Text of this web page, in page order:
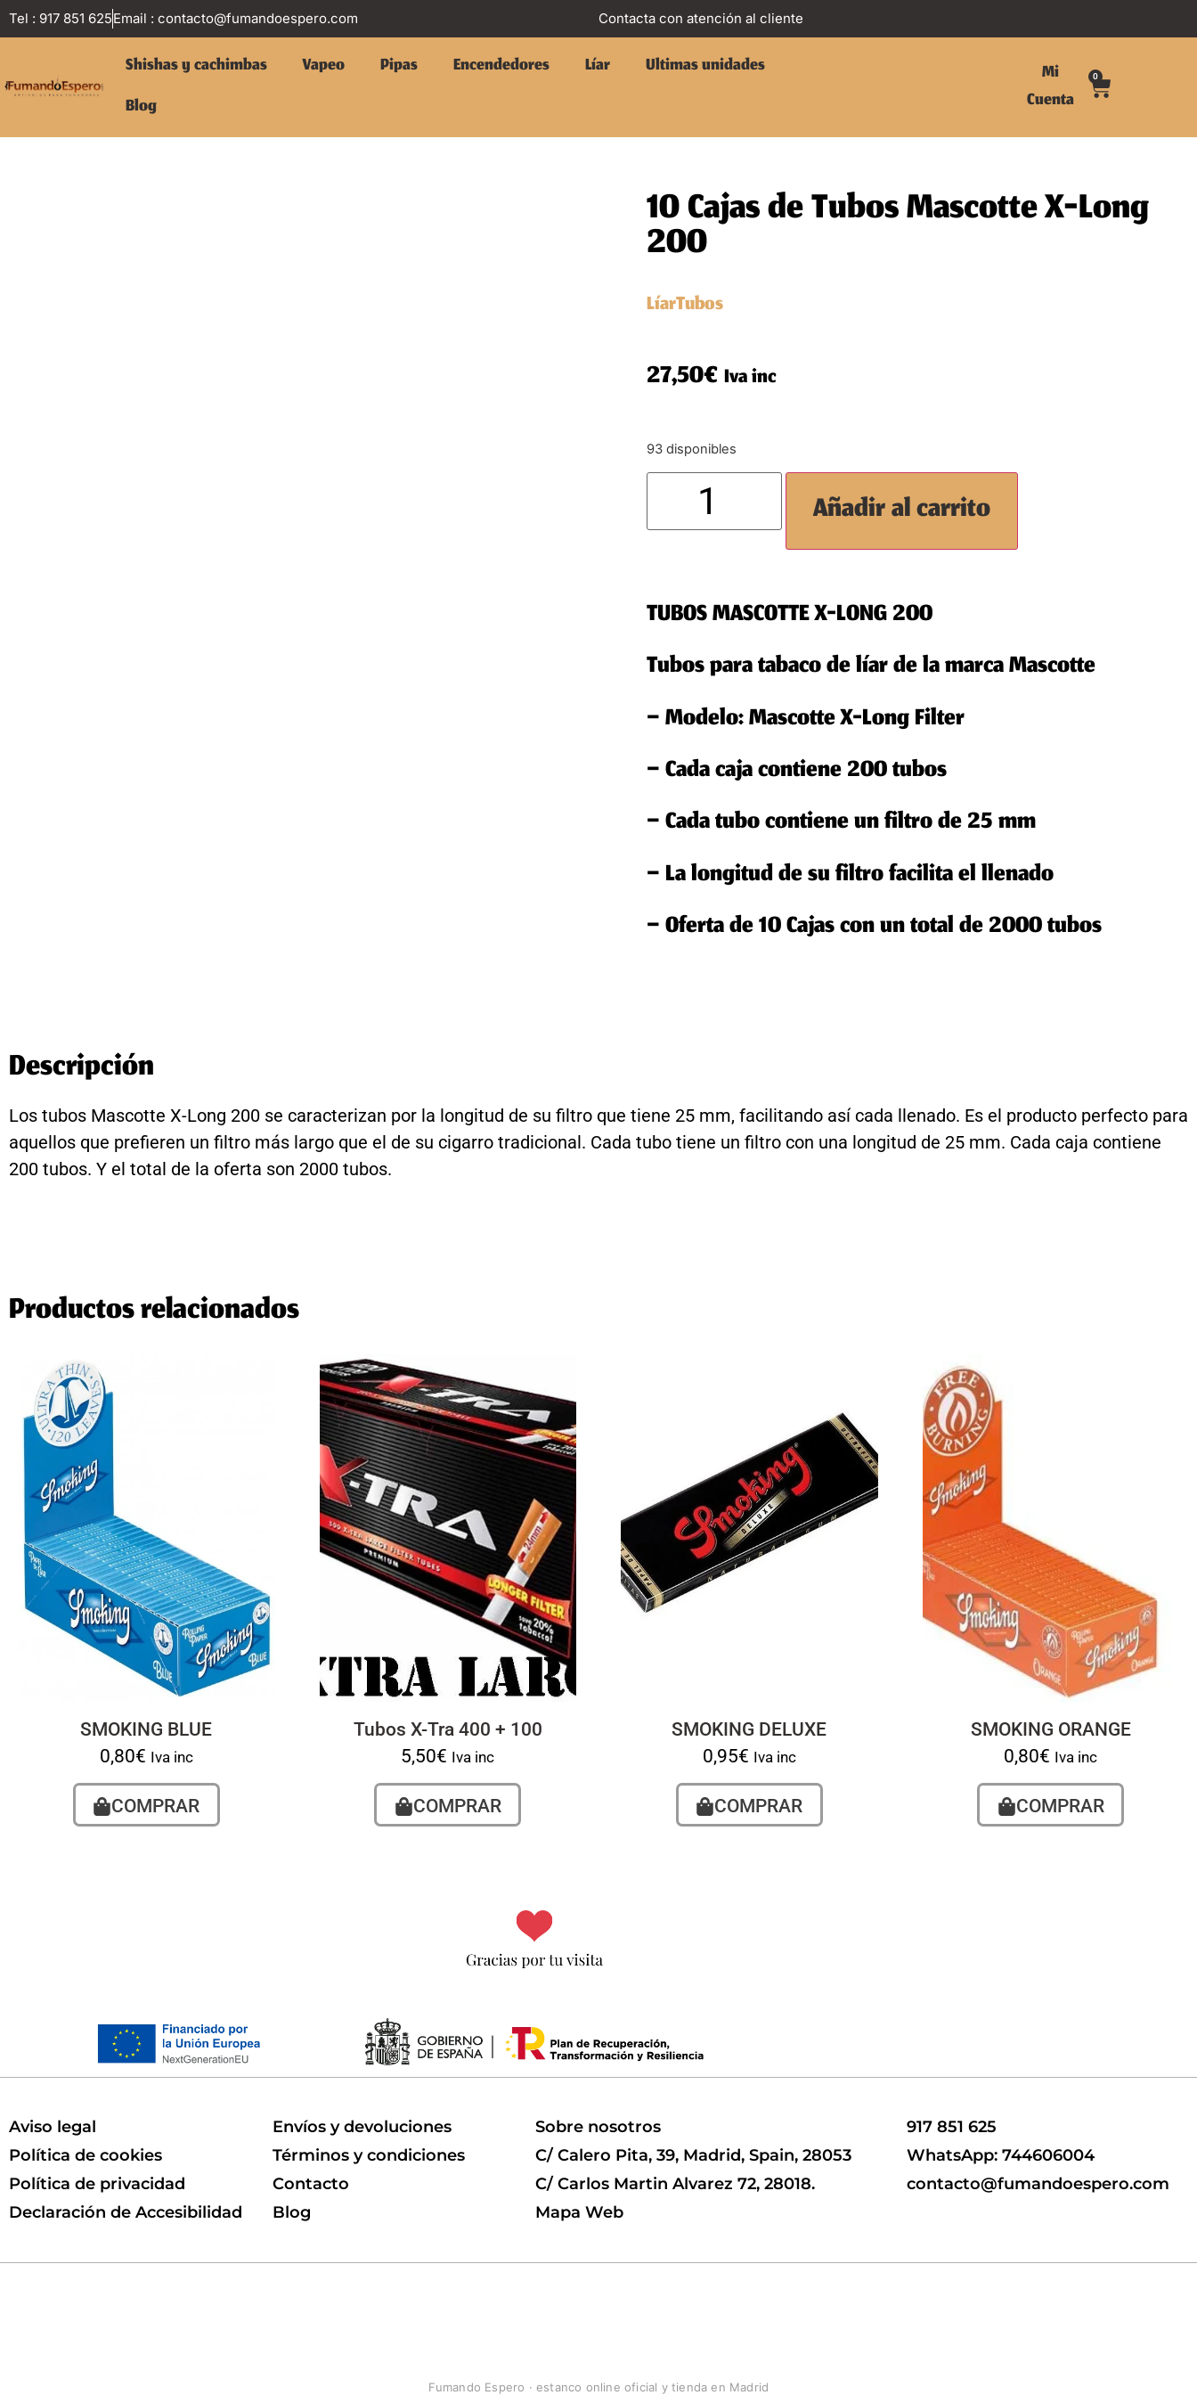
Tel : 917 851 625Email : contacto@fumandoespero.com Contacta con atención al cliente
Shishas y cachimbas Vapeo Pipas Encendedores Líar
Ultimas unidades
Blog
Mi
Cuenta
0
10 Cajas de Tubos Mascotte X-Long
200
LíarTubos
27,50€Iva inc
93 disponibles
Añadir al carrito
TUBOS MASCOTTE X-LONG 200
Tubos para tabaco de líar de la marca Mascotte
– Modelo: Mascotte X-Long Filter
– Cada caja contiene 200 tubos
– Cada tubo contiene un filtro de 25 mm
– La longitud de su filtro facilita el llenado
– Oferta de 10 Cajas con un total de 2000 tubos
Descripción
Los tubos Mascotte X-Long 200 se caracterizan por la longitud de su filtro que tiene 25 mm, facilitando así cada llenado. Es el producto perfecto para
aquellos que prefieren un filtro más largo que el de su cigarro tradicional. Cada tubo tiene un filtro con una longitud de 25 mm. Cada caja contiene
200 tubos. Y el total de la oferta son 2000 tubos.
Productos relacionados
SMOKING BLUE
0,80€ Iva inc
COMPRAR
Tubos X-Tra 400 + 100
5,50€ Iva inc
COMPRAR
SMOKING DELUXE
0,95€ Iva inc
COMPRAR
SMOKING ORANGE
0,80€ Iva inc
COMPRAR
Aviso legal
Política de cookies
Política de privacidad
Declaración de Accesibilidad
Envíos y devoluciones
Términos y condiciones
Contacto
Blog
Sobre nosotros
C/ Calero Pita, 39, Madrid, Spain, 28053
C/ Carlos Martin Alvarez 72, 28018.
Mapa Web
917 851 625
WhatsApp: 744606004
contacto@fumandoespero.com
Fumando Espero · estanco online oficial y tienda en Madrid